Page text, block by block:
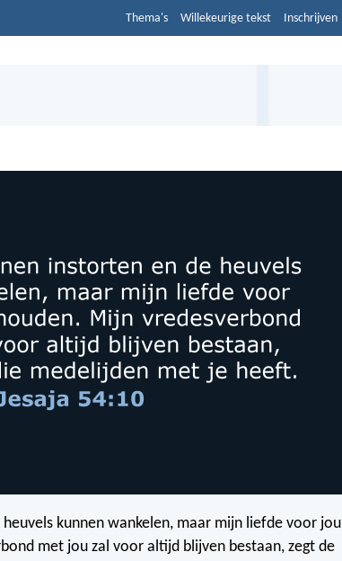
Thema's Willekeurige tekst Inschrijven
kunnen wankelen, maar mijn liefde voor jou
met jou zal voor altijd blijven bestaan, zegt de